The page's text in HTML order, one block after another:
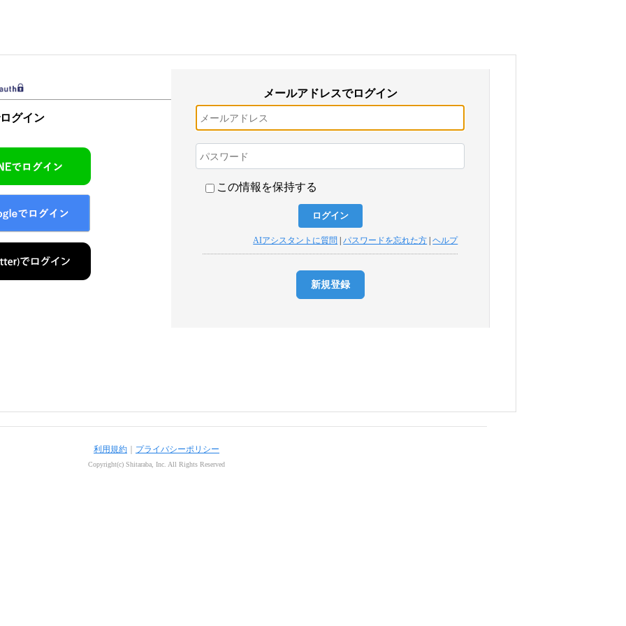
グイン
メールアドレスでログイン
この情報を保持する
AIアシスタントに質問 |パスワードを忘れた方 |ヘルプ
新規登録
利用規約 プライバシーポリシー
Copyright(c) Shitaraba, Inc. All Rights Reserved